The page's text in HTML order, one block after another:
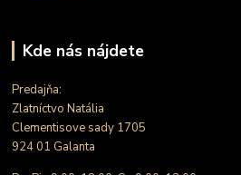
Kde nás nájdete
Predajňa:
Zlatníctvo Natália
Clementisove sady 1705
924 01 Galanta